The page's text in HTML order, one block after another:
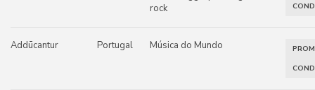
rock
Addūcantur Portugal Música do Mundo